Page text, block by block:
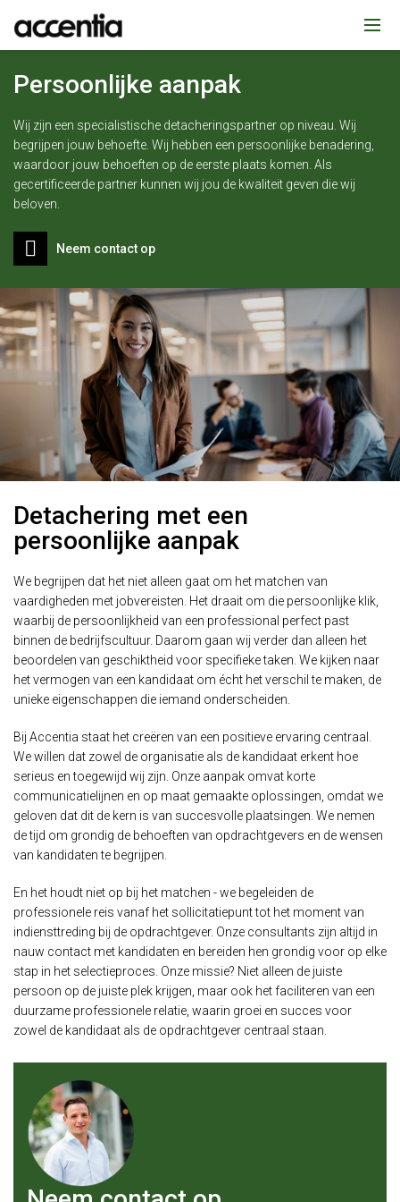
Persoonlijke aanpak
Wij zijn een specialistische detacheringspartner op niveau. Wij
begrijpen jouw behoefte. Wij hebben een persoonlijke benadering,
waardoor jouw behoeften op de eerste plaats komen. Als
gecertificeerde partner kunnen wij jou de kwaliteit geven die wij
beloven.
Neem contact op
Detachering met een
persoonlijke aanpak
We begrijpen dat het niet alleen gaat om het matchen van
vaardigheden met jobvereisten. Het draait om die persoonlijke klik,
waarbij de persoonlijkheid van een professional perfect past
binnen de bedrijfscultuur. Daarom gaan wij verder dan alleen het
beoordelen van geschiktheid voor specifieke taken. We kijken naar
het vermogen van een kandidaat om écht het verschil te maken, de
unieke eigenschappen die iemand onderscheiden.
Bij Accentia staat het creëren van een positieve ervaring centraal.
We willen dat zowel de organisatie als de kandidaat erkent hoe
serieus en toegewijd wij zijn. Onze aanpak omvat korte
communicatielijnen en op maat gemaakte oplossingen, omdat we
geloven dat dit de kern is van succesvolle plaatsingen. We nemen
de tijd om grondig de behoeften van opdrachtgevers en de wensen
van kandidaten te begrijpen.
En het houdt niet op bij het matchen - we begeleiden de
professionele reis vanaf het sollicitatiepunt tot het moment van
indiensttreding bij de opdrachtgever. Onze consultants zijn altijd in
nauw contact met kandidaten en bereiden hen grondig voor op elke
stap in het selectieproces. Onze missie? Niet alleen de juiste
persoon op de juiste plek krijgen, maar ook het faciliteren van een
duurzame professionele relatie, waarin groei en succes voor
zowel de kandidaat als de opdrachtgever centraal staan.